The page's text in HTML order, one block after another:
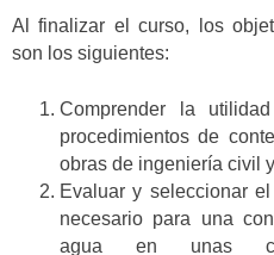
Al finalizar el curso, los
son los siguientes:
Comprender la
procedimientos de
obras de ingeniería civil
Evaluar y seleccionar
necesario para una
agua en unas